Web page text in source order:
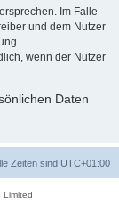
Im Falle
und dem Nutzer
wenn der Nutzer
Daten
Zeiten sind UTC+01:00
Limited